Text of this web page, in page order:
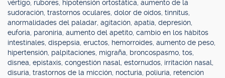
vértigo, rubores, hipotensión ortostática, aumento de la
sudoración, trastornos oculares, dolor de oídos, tinnitus,
anormalidades del paladar, agitación, apatía, depresión,
euforia, paroniria, aumento del apetito, cambio en los hábitos
intestinales, dispepsia, eructos, hemorroides, aumento de peso,
hipertensión, palpitaciones, migraña, broncospasmo, tos,
disnea, epistaxis, congestión nasal, estornudos, irritación nasal,
disuria, trastornos de la micción, nocturia, poliuria, retención